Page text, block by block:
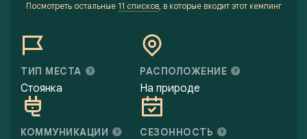
Посмотреть остальные 11 списков, в которые входит этот кемпинг
ТИП МЕСТА
Стоянка
РАСПОЛОЖЕНИЕ
На природе
КОММУНИКАЦИИ СЕЗОННОСТЬ